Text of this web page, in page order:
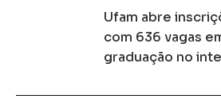
Ufam abre
com 636 vagas
graduação no